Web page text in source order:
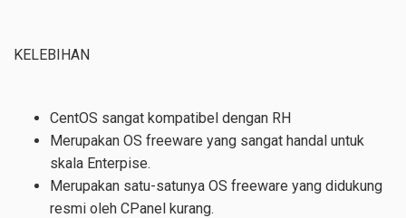
KELEBIHAN
CentOS sangat kompatibel dengan RH
Merupakan OS freeware yang sangat handal untuk
skala Enterpise.
Merupakan satu-satunya OS freeware yang didukung
resmi oleh CPanel kurang.